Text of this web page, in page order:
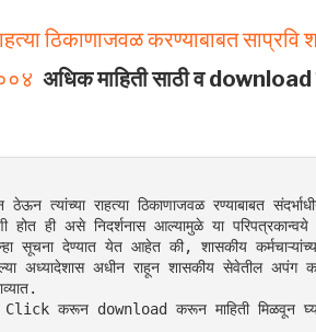
ठिकाणाजवळ करण्याबाबत साप्रवि
अधिक माहिती साठी व
त्यांच्या राहत्या ठिकाणाजवळ रण्याबाबत
ही असे निदर्शनास आल्यामुळे या परिपत्रकान्वये
सूचना देण्यात येत आहेत की, शासकीय
अध्यादेशास अधीन राहून शासकीय सेवेतील अपंग
वर Click करून download करून माहिती